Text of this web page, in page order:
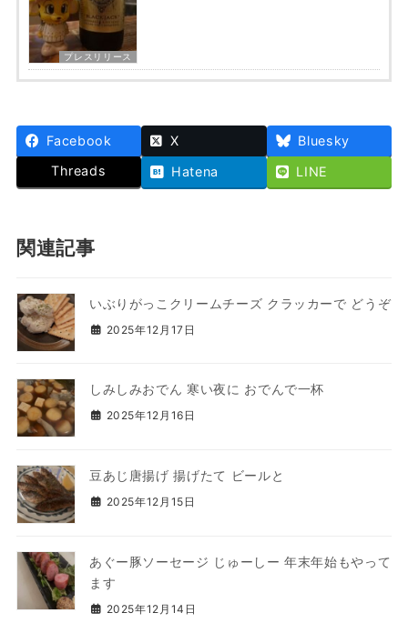
プレスリリース
Facebook X
Bluesky
Threads
Hatena LINE
関連記事
いぶりがっこクリームチーズ クラッカーで どうぞ
2025年12月17日
しみしみおでん 寒い夜に おでんで一杯
2025年12月16日
豆あじ唐揚げ 揚げたて ビールと
2025年12月15日
あぐー豚ソーセージ じゅーしー 年末年始もやって
ます
2025年12月14日